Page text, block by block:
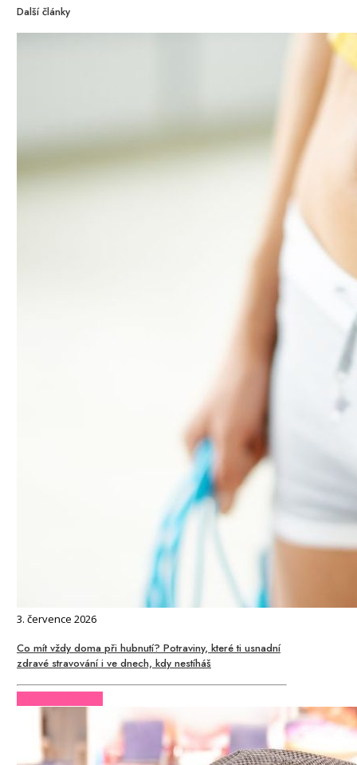
Další články
3. července 2026
Co mít vždy doma při hubnutí? Potraviny, které ti usnadní
zdravé stravování i ve dnech, kdy nestíháš